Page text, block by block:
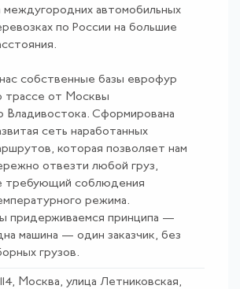
междугородних автомобильных
по России на большие
собственные базы еврофур
трассе от Москвы
Владивостока. Сформирована
сеть наработанных
которая позволяет нам
отвезти любой груз,
требующий соблюдения
режима.
придерживаемся принципа —
машина — один заказчик, без
грузов.
Москва, улица Летниковская,